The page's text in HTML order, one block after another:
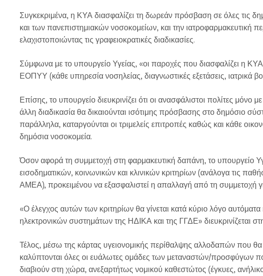
Συγκεκριμένα, η ΚΥΑ διασφαλίζει τη δωρεάν πρόσβαση σε όλες τις
και των πανεπιστημιακών νοσοκομείων, και την ιατροφαρμακευτική
ελαχιστοποιώντας τις γραφειοκρατικές διαδικασίες.
Σύμφωνα με το υπουργείο Υγείας, «οι παροχές που διασφαλίζει η
ΕΟΠΥΥ (κάθε υπηρεσία νοσηλείας, διαγνωστικές εξετάσεις, ιατρικά
Επίσης, το υπουργείο διευκρινίζει ότι οι ανασφάλιστοι πολίτες μόνο
άλλη διαδικασία θα δικαιούνται ισότιμης πρόσβασης στο δημόσιο
παράλληλα, καταργούνται οι τριμελείς επιτροπές καθώς και κάθε
δημόσια νοσοκομεία.
Όσον αφορά τη συμμετοχή στη φαρμακευτική δαπάνη, το υπουργείο
εισοδηματικών, κοινωνικών και κλινικών κριτηρίων (ανάλογα τις
ΑΜΕΑ), προκειμένου να εξασφαλιστεί η απαλλαγή από τη συμμετοχή
«Ο έλεγχος αυτών των κριτηρίων θα γίνεται κατά κύριο λόγο
ηλεκτρονικών συστημάτων της ΗΔΙΚΑ και της ΓΓΔΕ» διευκρινίζεται
Τέλος, μέσω της κάρτας υγειονομικής περίθαλψης αλλοδαπών που θα
καλύπτονται όλες οι ευάλωτες ομάδες των μεταναστών/προσφύγων
διαβιούν στη χώρα, ανεξαρτήτως νομικού καθεστώτος (έγκυες,